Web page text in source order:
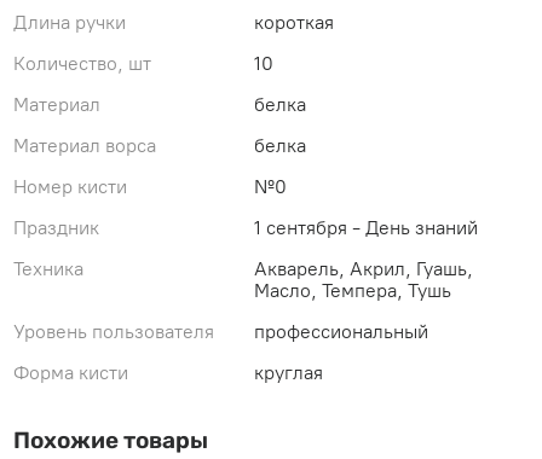
Длина ручки
короткая
Количество, шт
10
Материал
белка
Материал ворса
белка
Номер кисти
№0
Праздник
1 сентября - День знаний
Техника
Акварель, Акрил, Гуашь,
Масло, Темпера, Тушь
Уровень пользователя
профессиональный
Форма кисти
круглая
Похожие товары